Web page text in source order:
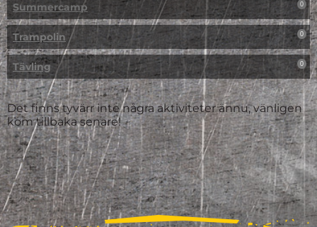
Summercamp 0
Trampolin 0
Tävling 0
Det finns tyvärr inte några aktiviteter ännu, vänligen
kom tillbaka senare!